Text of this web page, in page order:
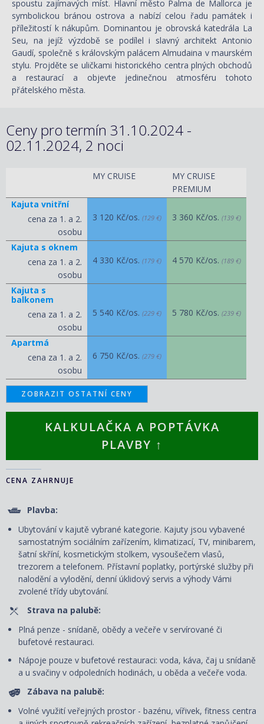
spoustu zajímavých míst. Hlavní město Palma de Mallorca je
symbolickou bránou ostrova a nabízí celou řadu památek i
příležitostí k nákupům. Dominantou je obrovská katedrála La
Seu, na jejíž výzdobě se podílel i slavný architekt Antonio
Gaudí, společně s královským palácem Almudaina v maurském
stylu. Projděte se uličkami historického centra plných obchodů
a restaurací a objevte jedinečnou atmosféru tohoto
přátelského města.
Ceny pro termín 31.10.2024 -
02.11.2024, 2 noci
MY CRUISE
MY CRUISE
PREMIUM
Kajuta vnitřní
cena za 1. a 2.
osobu
3 120 Kč/os. (129 €) 3 360 Kč/os. (139 €)
Kajuta s oknem
cena za 1. a 2.
osobu
4 330 Kč/os. (179 €) 4 570 Kč/os. (189 €)
Kajuta s
balkonem
cena za 1. a 2.
osobu
5 540 Kč/os. (229 €) 5 780 Kč/os. (239 €)
Apartmá
cena za 1. a 2.
osobu
6 750 Kč/os. (279 €)
ZOBRAZIT OSTATNÍ CENY
KALKULAČKA A POPTÁVKA
PLAVBY ↑
CENA ZAHRNUJE
Plavba:
Ubytování v kajutě vybrané kategorie. Kajuty jsou vybavené
samostatným sociálním zařízením, klimatizací, TV, minibarem,
šatní skříní, kosmetickým stolkem, vysoušečem vlasů,
trezorem a telefonem. Přístavní poplatky, portýrské služby při
nalodění a vylodění, denní úklidový servis a výhody Vámi
zvolené třídy ubytování.
Strava na palubě:
Plná penze - snídaně, obědy a večeře v servírované či
bufetové restauraci.
Nápoje pouze v bufetové restauraci: voda, káva, čaj u snídaně
a u svačiny v odpoledních hodinách, u oběda a večeře voda.
Zábava na palubě:
Volné využití veřejných prostor - bazénu, vířivek, fitness centra